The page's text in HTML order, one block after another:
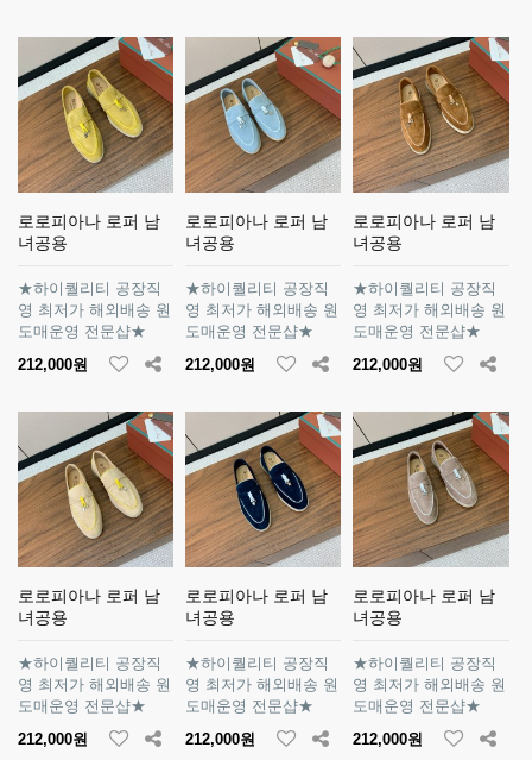
로로피아나 로퍼 남
녀공용
★하이퀄리티 공장직
영 최저가 해외배송 원
도매운영 전문샵★
212,000원
로로피아나 로퍼 남
녀공용
★하이퀄리티 공장직
영 최저가 해외배송 원
도매운영 전문샵★
212,000원
로로피아나 로퍼 남
녀공용
★하이퀄리티 공장직
영 최저가 해외배송 원
도매운영 전문샵★
212,000원
로로피아나 로퍼 남
녀공용
★하이퀄리티 공장직
영 최저가 해외배송 원
도매운영 전문샵★
212,000원
로로피아나 로퍼 남
녀공용
★하이퀄리티 공장직
영 최저가 해외배송 원
도매운영 전문샵★
212,000원
로로피아나 로퍼 남
녀공용
★하이퀄리티 공장직
영 최저가 해외배송 원
도매운영 전문샵★
212,000원